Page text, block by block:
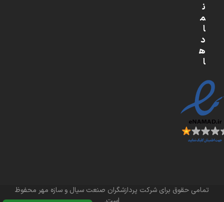
ن
م
ا
د
ه
ا
تمامی حقوق برای شرکت پردازشگران صنعت سیال و سازه مهر محفوظ